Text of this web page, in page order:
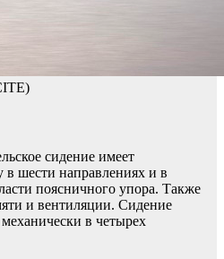
сидение имеет
в шести направлениях и в
поясничного упора. Также
и вентиляции. Сидение
в четырех